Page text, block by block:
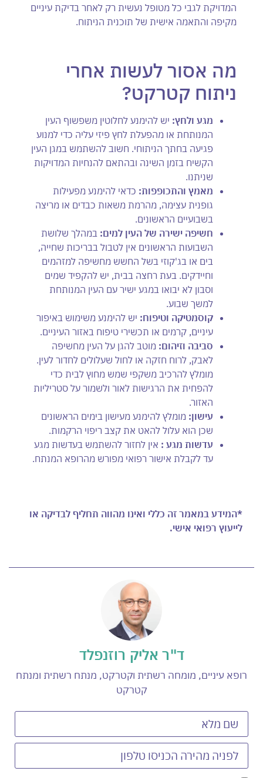
המדויקת לגבי כל מטופל נעשית רק לאחר בדיקת עיניים
מקיפה והתאמה אישית של תוכנית הניתוח.
מה אסור לעשות אחרי
ניתוח קטרקט?
מגע ולחץ: יש להימנע לחלוטין משפשוף העין
המנותחת או מהפעלת לחץ פיזי עליה כדי למנוע
פגיעה בחתך הניתוחי. חשוב להשתמש במגן העין
הקשיח בזמן השינה ובהתאם להנחיות המדויקות
שניתנו.
מאמץ והתכופפות: כדאי להימנע מפעילות
גופנית עצימה, מהרמת משאות כבדים או מריצה
בשבועיים הראשונים.
חשיפה ישירה של העין למים: במהלך שלושת
השבועות הראשונים אין לטבול בבריכות שחייה,
בים או בג'קוזי בשל החשש מחשיפה למזהמים
וחיידקים. בעת רחצה בבית, יש להקפיד שמים
וסבון לא יבואו במגע ישיר עם העין המנותחת
למשך שבוע.
קוסמטיקה וטיפוח: יש להימנע משימוש באיפור
עיניים, קרמים או תכשירי טיפוח באזור העיניים.
סביבה וזיהום: מוטב להגן על העין מחשיפה
לאבק, לרוח חזקה או לחול שעלולים לחדור לעין.
מומלץ להרכיב משקפי שמש מחוץ לבית כדי
להפחית את הרגישות לאור ולשמור על סטריליות
האזור.
עישון: מומלץ להימנע מעישון בימים הראשונים
שכן הוא עלול להאט את קצב ריפוי הרקמות.
עדשות מגע : אין לחזור להשתמש בעדשות מגע
עד לקבלת אישור רפואי מפורש מהרופא המנתח.
*המידע במאמר זה כללי ואינו מהווה תחליף לבדיקה או
לייעוץ רפואי אישי.
ד"ר אליק רוזנפלד
רופא עיניים, מומחה רשתית וקטרקט, מנתח רשתית ומנתח
קטרקט